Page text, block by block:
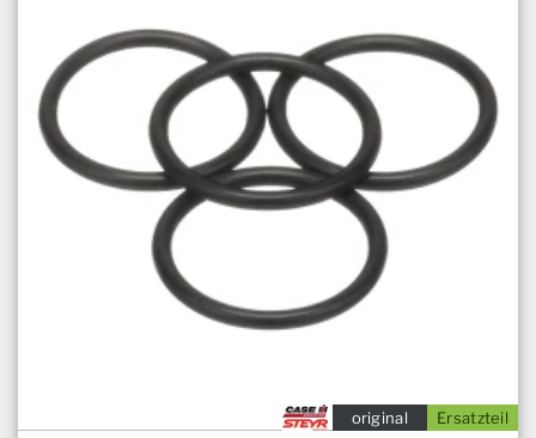
Ersatzteil
original